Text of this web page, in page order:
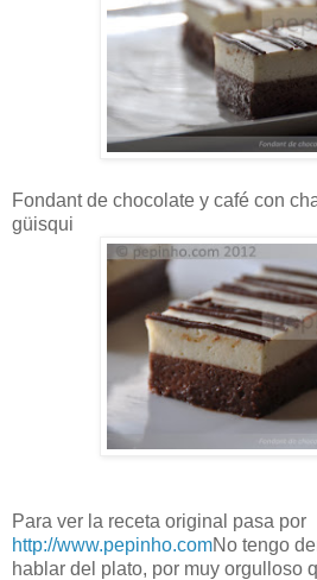
Fondant de chocolate y café con
güisqui
Para ver la receta original pasa por
http://www.pepinho.comNo tengo
hablar del plato, por muy orgulloso